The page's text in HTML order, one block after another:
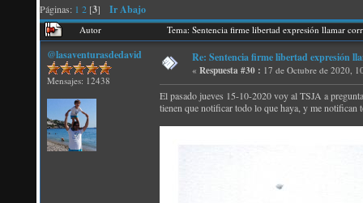
Páginas: 1 2 [3] Ir Abajo
Autor Tema: Sentencia firme libertad expresión llamar
@lasaventurasdedavid
Mensajes: 12438
Re: Sentencia firme libertad expresión
« Respuesta #30 : 17 de Octubre de 2020,
El pasado jueves 15-10-2020 voy al TSJA a
tienen que notificar todo lo que haya, y me notifican